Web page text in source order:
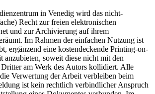
in Venedig wird das nicht-
Recht zur freien elektronischen
und zur Archivierung auf ihrem
Im Rahmen der einfachen Nutzung ist
ergänzend eine kostendeckende Printing-on-
anzubieten, soweit diese nicht mit den
am Werk des Autors kollidiert. Alle
Verwertung der Arbeit verbleiben beim
ist kein rechtlich verbindlicher Anspruch